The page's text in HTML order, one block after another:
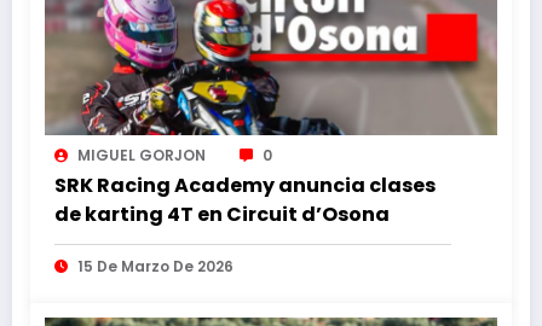
MIGUEL GORJON 0
SRK Racing Academy anuncia clases
de karting 4T en Circuit d’Osona
15 De Marzo De 2026